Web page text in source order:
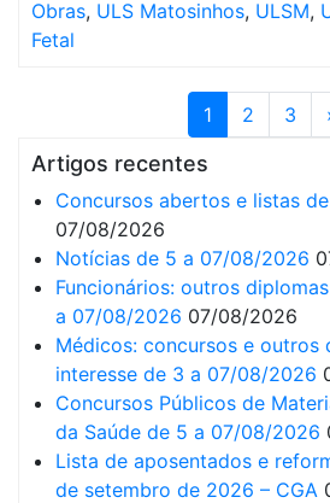
Obras, ULS Matosinhos, ULSM,
Fetal
1 2 3
Artigos recentes
Concursos abertos e listas
07/08/2026
Notícias de 5 a 07/08/2026
Funcionários: outros
a 07/08/2026 07/08/2026
Médicos: concursos e outros
interesse de 3 a 07/08/2026
Concursos Públicos de
da Saúde de 5 a 07/08/2026
Lista de aposentados e
de setembro de 2026 – CGA